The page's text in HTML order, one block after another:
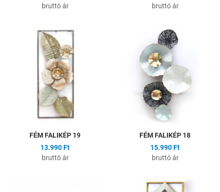
bruttó ár
bruttó ár
Hozzáadás a kívánságlistához
Összehasonlítás
FÉM FALIKÉP 19
13.990 Ft
bruttó ár
FÉM FALIKÉP 18
15.990 Ft
bruttó ár
Hozzáadás a kívánságlistához